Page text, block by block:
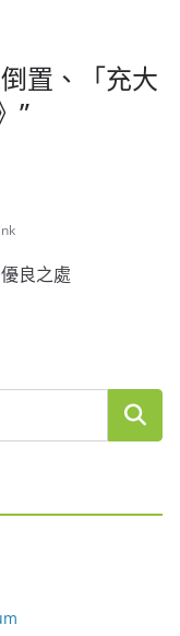
倒置、「充大
”
良之處